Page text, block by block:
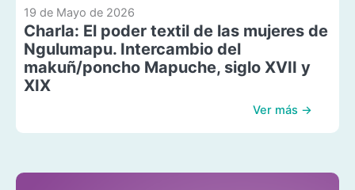
19 de Mayo de 2026
Charla: El poder textil de las mujeres de
Ngulumapu. Intercambio del
makuñ/poncho Mapuche, siglo XVII y
XIX
Ver más →